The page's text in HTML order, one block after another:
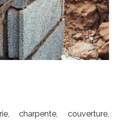
charpente, couverture,